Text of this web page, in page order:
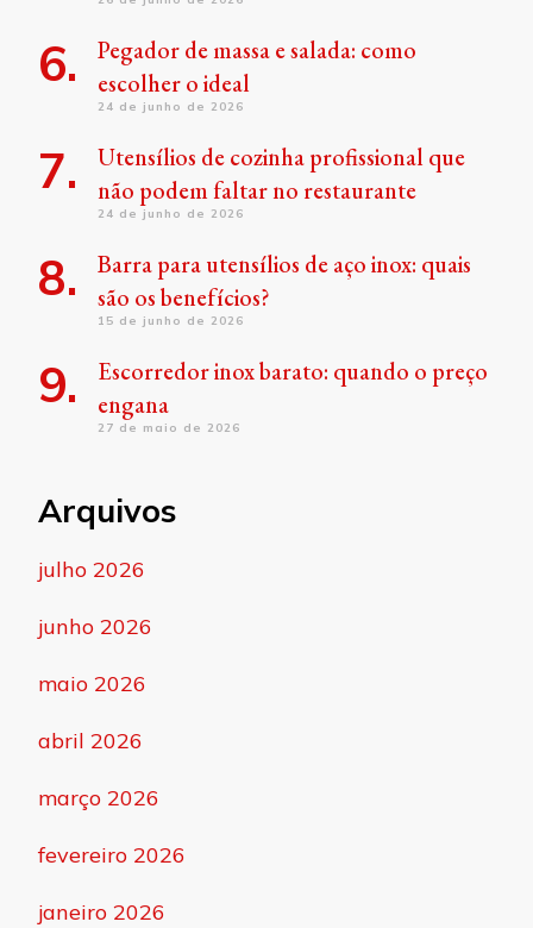
Pegador de massa e salada: como
escolher o ideal
24 de junho de 2026
Utensílios de cozinha profissional que
não podem faltar no restaurante
24 de junho de 2026
Barra para utensílios de aço inox: quais
são os benefícios?
15 de junho de 2026
Escorredor inox barato: quando o preço
engana
27 de maio de 2026
Arquivos
julho 2026
junho 2026
maio 2026
abril 2026
março 2026
fevereiro 2026
janeiro 2026